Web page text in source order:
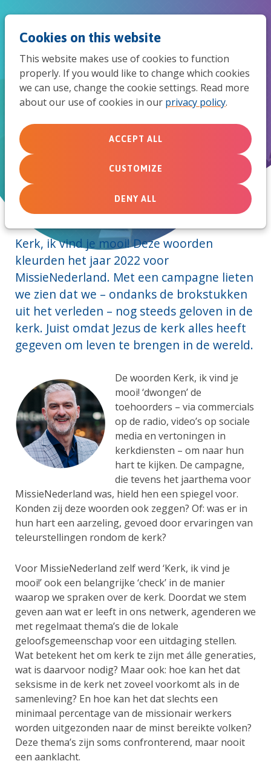
Cookies on this website
This website makes use of cookies to function
properly. If you would like to change which cookies
we can use, change the cookie settings. Read more
about our use of cookies in our privacy policy.
ACCEPT ALL
CUSTOMIZE
DENY ALL
MissieNederland in 2022: Kerk, ik
vind je mooi!
Kerk, ik vind je mooi! Deze woorden
kleurden het jaar 2022 voor
MissieNederland. Met een campagne lieten
we zien dat we – ondanks de brokstukken
uit het verleden – nog steeds geloven in de
kerk. Juist omdat Jezus de kerk alles heeft
gegeven om leven te brengen in de wereld.
De woorden Kerk, ik vind je
mooi! ‘dwongen’ de
toehoorders – via commercials
op de radio, video’s op sociale
media en vertoningen in
kerkdiensten – om naar hun
hart te kijken. De campagne,
die tevens het jaarthema voor
MissieNederland was, hield hen een spiegel voor.
Konden zij deze woorden ook zeggen? Of: was er in
hun hart een aarzeling, gevoed door ervaringen van
teleurstellingen rondom de kerk?
Voor MissieNederland zelf werd ‘Kerk, ik vind je
mooi!’ ook een belangrijke ‘check’ in de manier
waarop we spraken over de kerk. Doordat we stem
geven aan wat er leeft in ons netwerk, agenderen we
met regelmaat thema’s die de lokale
geloofsgemeenschap voor een uitdaging stellen.
Wat betekent het om kerk te zijn met álle generaties,
wat is daarvoor nodig? Maar ook: hoe kan het dat
seksisme in de kerk net zoveel voorkomt als in de
samenleving? En hoe kan het dat slechts een
minimaal percentage van de missionair werkers
worden uitgezonden naar de minst bereikte volken?
Deze thema’s zijn soms confronterend, maar nooit
een aanklacht.